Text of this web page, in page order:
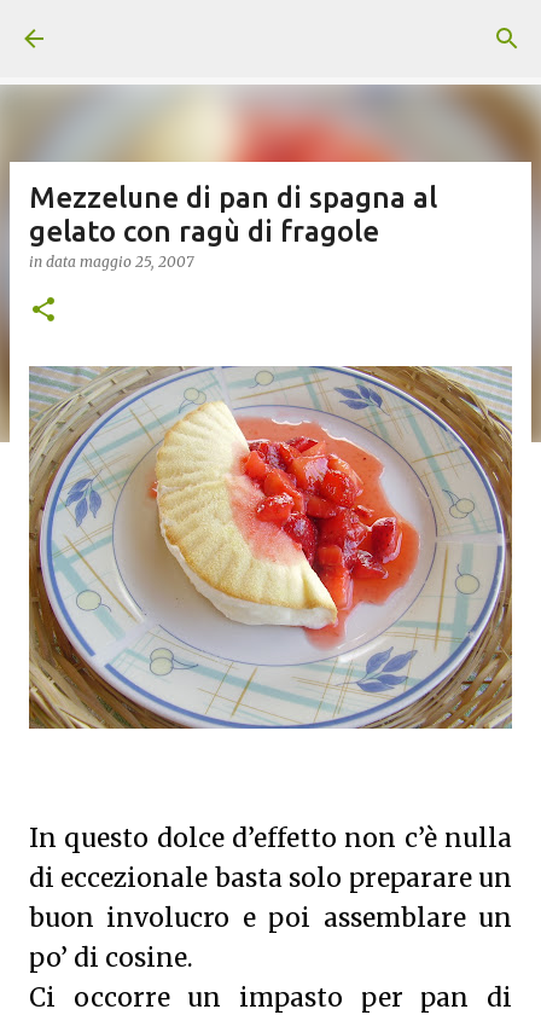
Mezzelune di pan di spagna al
gelato con ragù di fragole
in data maggio 25, 2007
In questo dolce d’effetto non c’è nulla
di eccezionale basta solo preparare un
buon involucro e poi assemblare un
po’ di cosine.
Ci occorre un impasto per pan di